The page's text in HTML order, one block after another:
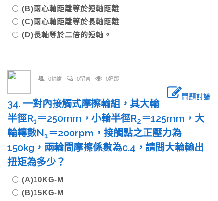
(B)兩心軸距離等於短軸距離
(C)兩心軸距離等於長軸距離
(D)長軸等於二倍的短軸。
0討論 0留言 0追蹤
問題討論
34. 一對內接觸式摩擦輪組，其大輪
半徑R1＝250mm，小輪半徑R2＝125mm，大
輪轉數N1＝200rpm，接觸點之正壓力為
150kg，兩輪間摩擦係數為0.4，請問大輪輸出
扭矩為多少？
(A)10KG-M
(B)15KG-M